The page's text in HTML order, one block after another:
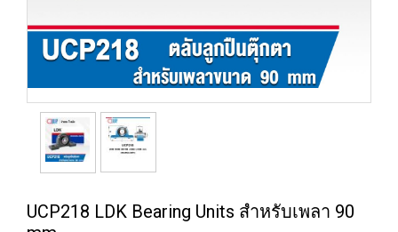
UCP218 LDK Bearing Units สำหรับเพลา 90